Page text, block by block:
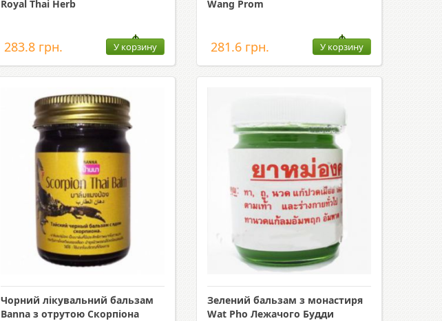
Royal Thai Herb
283.8 грн. У корзину
Wang Prom
281.6 грн. У корзину
Чорний лікувальний бальзам
Banna з отрутою Скорпіона
Зелений бальзам з монастиря
Wat Pho Лежачого Будди